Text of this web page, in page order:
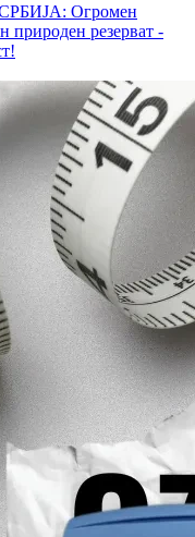
Огромен
природен резерват -